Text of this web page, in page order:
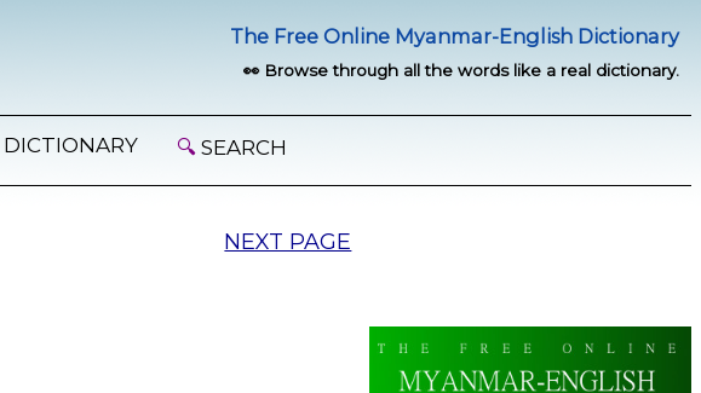
The Free Online Myanmar-English Dictionary
👀 Browse through all the words like a real dictionary.
DICTIONARY 🔍 SEARCH
NEXT PAGE